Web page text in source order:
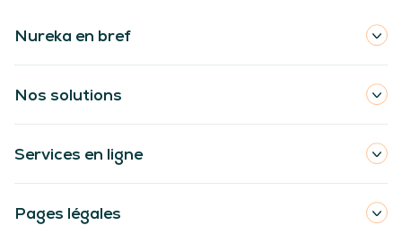
Nureka en bref
Nos solutions
Services en ligne
Pages légales